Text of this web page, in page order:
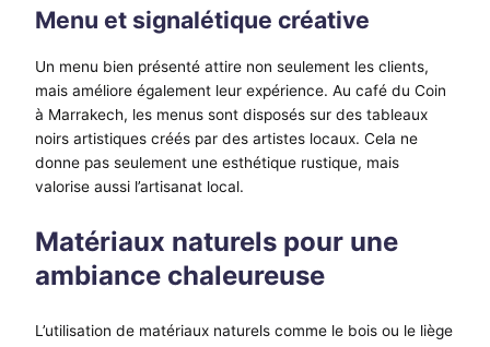
Menu et signalétique créative
Un menu bien présenté attire non seulement les clients,
mais améliore également leur expérience. Au café du Coin
à Marrakech, les menus sont disposés sur des tableaux
noirs artistiques créés par des artistes locaux. Cela ne
donne pas seulement une esthétique rustique, mais
valorise aussi l’artisanat local.
Matériaux naturels pour une
ambiance chaleureuse
L’utilisation de matériaux naturels comme le bois ou le liège